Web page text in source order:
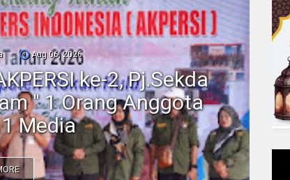
Aug 06, 2026
ke-2, Pj.Sekda
" 1 Orang Anggota
1 Media